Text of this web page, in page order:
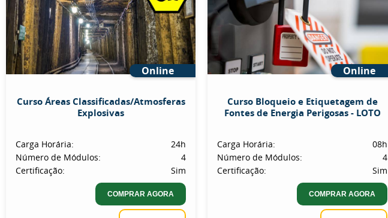
Online
Curso Áreas Classificadas/Atmosferas
Explosivas
Carga Horária:
24h
Número de Módulos:
4
Certificação:
Sim
COMPRAR AGORA
Online
Curso Bloqueio e Etiquetagem de
Fontes de Energia Perigosas - LOTO
Carga Horária:
08h
Número de Módulos:
4
Certificação:
Sim
COMPRAR AGORA